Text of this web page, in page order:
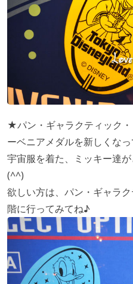
★パン・ギャラクティック
ーベニアメダルを新しくなっ
宇宙服を着た、ミッキー達
(^^)
欲しい方は、パン・ギャラ
階に行ってみてね♪